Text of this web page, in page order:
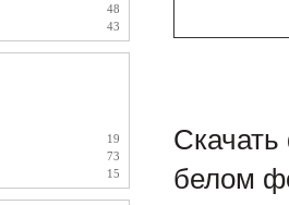
48
43
19
73
15
Скачать
белом